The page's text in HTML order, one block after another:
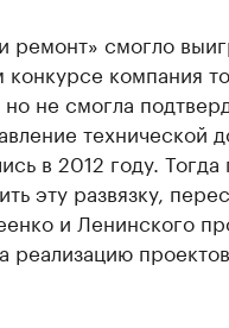
ремонт» смогло
компания
не смогла
технической
в 2012 году. Тогда
эту развязку,
и Ленинского